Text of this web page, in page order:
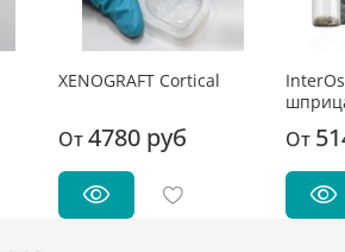
XENOGRAFT Cortical
От 4780 руб От